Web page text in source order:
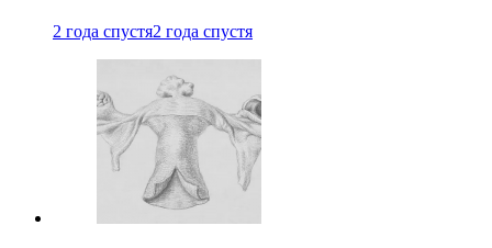
2 года спустя2 года спустя